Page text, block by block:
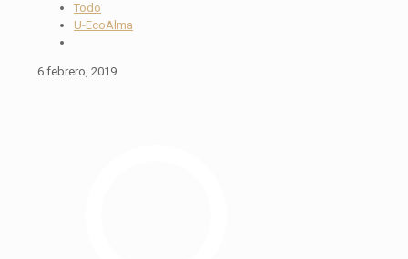
Todo
U-EcoAlma
6 febrero, 2019